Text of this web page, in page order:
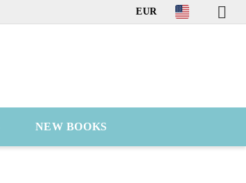
EUR
NEW BOOKS